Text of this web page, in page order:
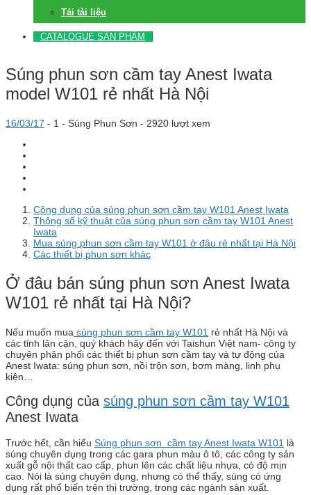
Tải tài liệu
CATALOGUE SẢN PHẨM
Súng phun sơn cầm tay Anest Iwata
model W101 rẻ nhất Hà Nội
16/03/17 - 1 - Súng Phun Sơn - 2920 lượt xem
Công dụng của súng phun sơn cầm tay W101 Anest Iwata
Thông số kỹ thuật của súng phun sơn cầm tay W101 Anest
Iwata
Mua súng phun sơn cầm tay W101 ở đâu rẻ nhất tại Hà Nội
Các thiết bị phun sơn khác
Ở đâu bán súng phun sơn Anest Iwata
W101 rẻ nhất tại Hà Nội?
Nếu muốn mua súng phun sơn cầm tay W101 rẻ nhất Hà Nội và
các tỉnh lân cận, quý khách hãy đến với Taishun Việt nam- công ty
chuyên phân phối các thiết bị phun sơn cầm tay và tự động của
Anest Iwata: súng phun sơn, nồi trộn sơn, bơm màng, linh phụ
kiện…
Công dụng của súng phun sơn cầm tay W101
Anest Iwata
Trước hết, cần hiểu Súng phun sơn cầm tay Anest Iwata W101 là
súng chuyên dụng trong các gara phun màu ô tô, các công ty sản
xuất gỗ nội thất cao cấp, phun lên các chất liệu nhựa, có độ mịn
cao. Nói là súng chuyên dụng, nhưng có thể thấy, súng có ứng
dụng rất phổ biến trên thị trường, trong các ngành sản xuất.